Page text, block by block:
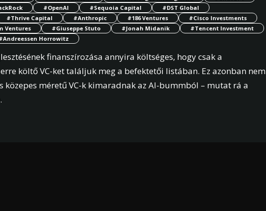
#OpenAI #Sequoia Capital
#DST Global
#Thrive Capital #Anthropic #186 Ventures
#Cisco Investments
Ventures #Giuseppe Stuto #Jonah Midanik
#Tencent Investment
Horrowitz
finanszírozása annyira költséges, hogy csak a
költő VC-ket találjuk meg a befektetői listában. Ez azonban nem
közepes méretű VC-k kimaradnak az AI-bummból – mutat rá a